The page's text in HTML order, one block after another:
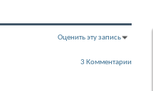
Оценить эту запись
3 Комментарии